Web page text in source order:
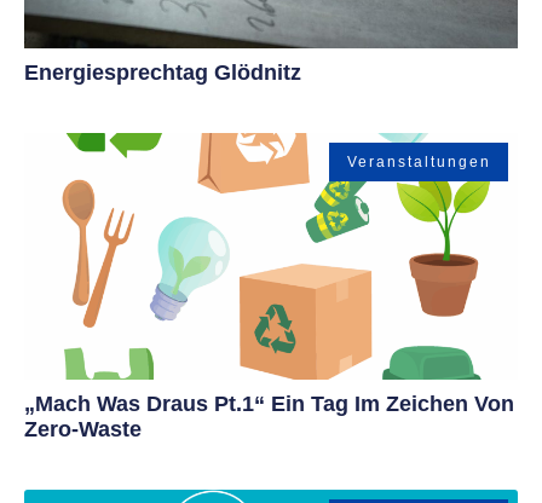
Energiesprechtag Glödnitz
Veranstaltungen
„Mach Was Draus Pt.1“ Ein Tag Im Zeichen Von
Zero-Waste